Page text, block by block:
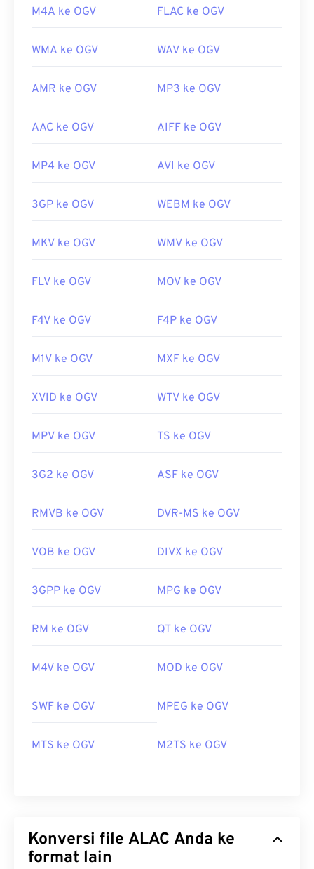
https://www.xiph.org/
M4A ke OGV FLAC ke OGV
WMA ke OGV WAV ke OGV
AMR ke OGV MP3 ke OGV
AAC ke OGV AIFF ke OGV
MP4 ke OGV AVI ke OGV
3GP ke OGV WEBM ke OGV
MKV ke OGV WMV ke OGV
FLV ke OGV MOV ke OGV
F4V ke OGV F4P ke OGV
M1V ke OGV MXF ke OGV
XVID ke OGV WTV ke OGV
MPV ke OGV TS ke OGV
3G2 ke OGV ASF ke OGV
RMVB ke OGV DVR-MS ke OGV
VOB ke OGV DIVX ke OGV
3GPP ke OGV MPG ke OGV
RM ke OGV QT ke OGV
M4V ke OGV MOD ke OGV
SWF ke OGV MPEG ke OGV
MTS ke OGV M2TS ke OGV
Konversi file ALAC Anda ke
format lain